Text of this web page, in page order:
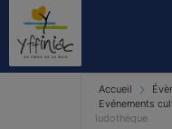
Accueil
Evénements
ludothèque